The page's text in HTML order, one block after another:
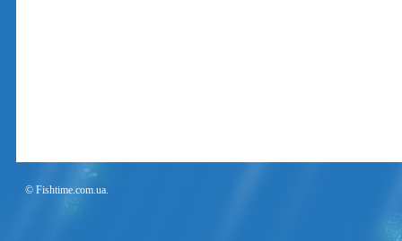
© Fishtime.com.ua.